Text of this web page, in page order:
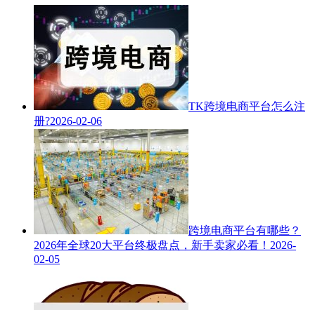
TK跨境电商平台怎么注
册?2026-02-06
跨境电商平台有哪些？
2026年全球20大平台终极盘点，新手卖家必看！ 2026-
02-05